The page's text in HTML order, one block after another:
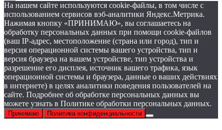
На нашем сайте используются cookie-файлы, в том числе с
использованием сервисов вэб-аналитики Яндекс.Метрика.
Нажимая кнопку «ПРИНИМАЮ», вы соглашаетесь на
обработку персональных данных при помощи cookie-файлов
(ваш IP-адрес, местоположение (страна или город), тип и
версия операционной системы вашего устройства, тип и
версия браузера на вашем устройстве, тип устройства и
разрешение его дисплея, источник вашего трафика, язык
операционной системы и браузера, данные о ваших действиях
в интернете) в целях аналитики поведения пользователей на
сайте. Подробнее об обработке персональных данных вы
можете узнать в Политике обработки персональных данных.
Принимаю Политика конфиденциальности